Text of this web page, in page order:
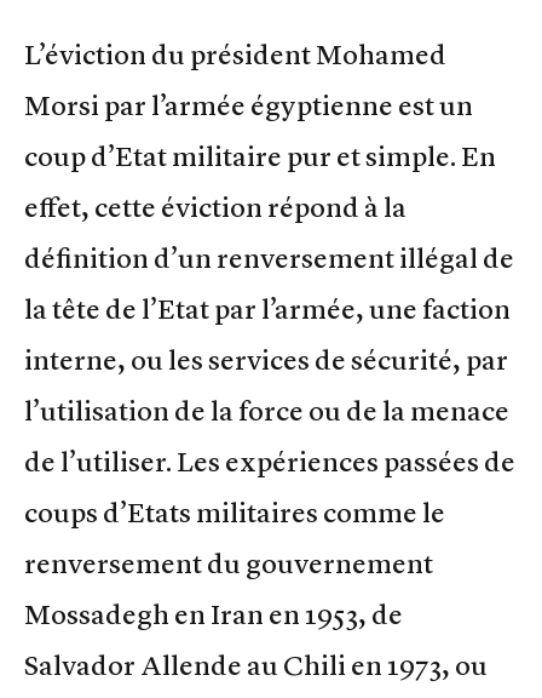
L’éviction du président Mohamed
Morsi par l’armée égyptienne est un
coup d’Etat militaire pur et simple. En
effet, cette éviction répond à la
définition d’un renversement illégal de
la tête de l’Etat par l’armée, une faction
interne, ou les services de sécurité, par
l’utilisation de la force ou de la menace
de l’utiliser. Les expériences passées de
coups d’Etats militaires comme le
renversement du gouvernement
Mossadegh en Iran en 1953, de
Salvador Allende au Chili en 1973, ou